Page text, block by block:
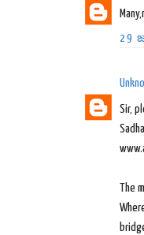
29
Sir,
The